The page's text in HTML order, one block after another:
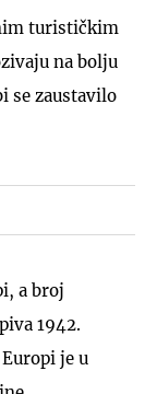
turističkim
na bolju
se zaustavilo
a broj
1942.
je u